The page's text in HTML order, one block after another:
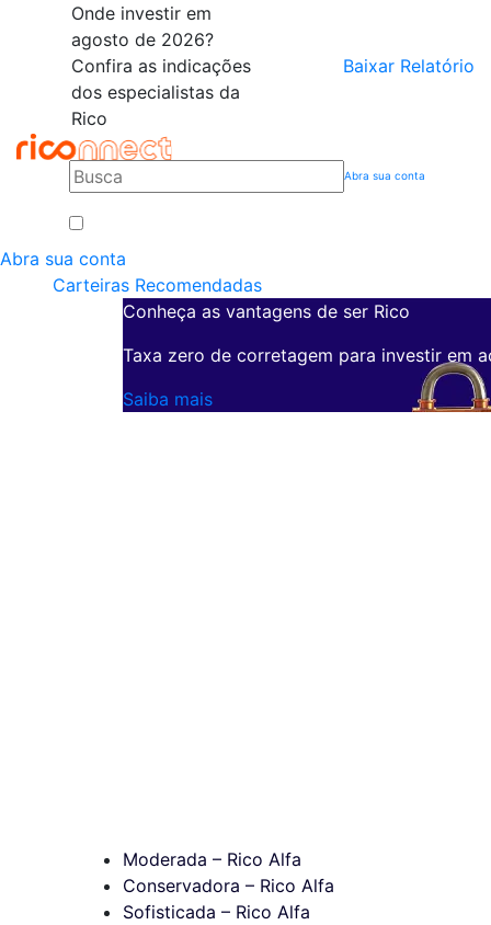
Onde investir em
agosto de 2026?
Confira as indicações
dos especialistas da
Rico
Baixar Relatório
Abra sua conta
Abra sua conta
Carteiras Recomendadas
Conheça as vantagens de ser Rico
Taxa zero de corretagem para investir em
Saiba mais
Moderada – Rico Alfa
Conservadora – Rico Alfa
Sofisticada – Rico Alfa